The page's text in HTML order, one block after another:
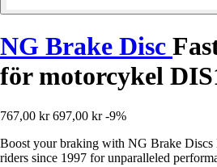
NG Brake Disc
för motorcykel
767,00 kr 697,00 kr -9%
Boost your braking with NG Brake Discs
riders since 1997 for unparalleled